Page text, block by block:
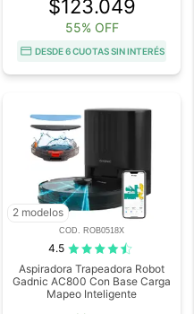
$123.049
55% OFF
DESDE 6 CUOTAS SIN INTERÉS
2 modelos
COD. ROB0518X
4.5
Aspiradora Trapeadora Robot
Gadnic AC800 Con Base Carga
Mapeo Inteligente